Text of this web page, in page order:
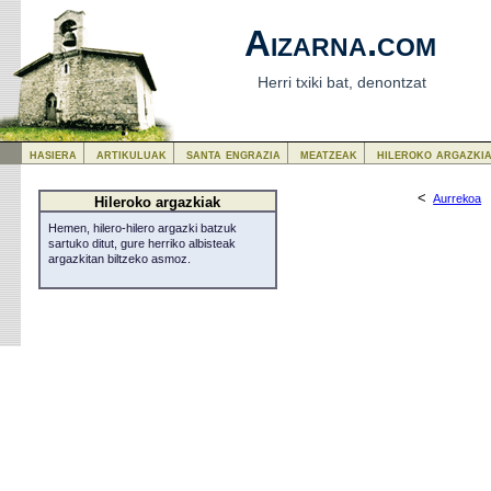
Aizarna.com
Herri txiki bat, denontzat
<Aurrekoa
Hileroko argazkiak
Hemen, hilero-hilero argazki batzuk
sartuko ditut, gure herriko albisteak
argazkitan biltzeko asmoz.
hasiera artikuluak santa engrazia meatzeak hileroko